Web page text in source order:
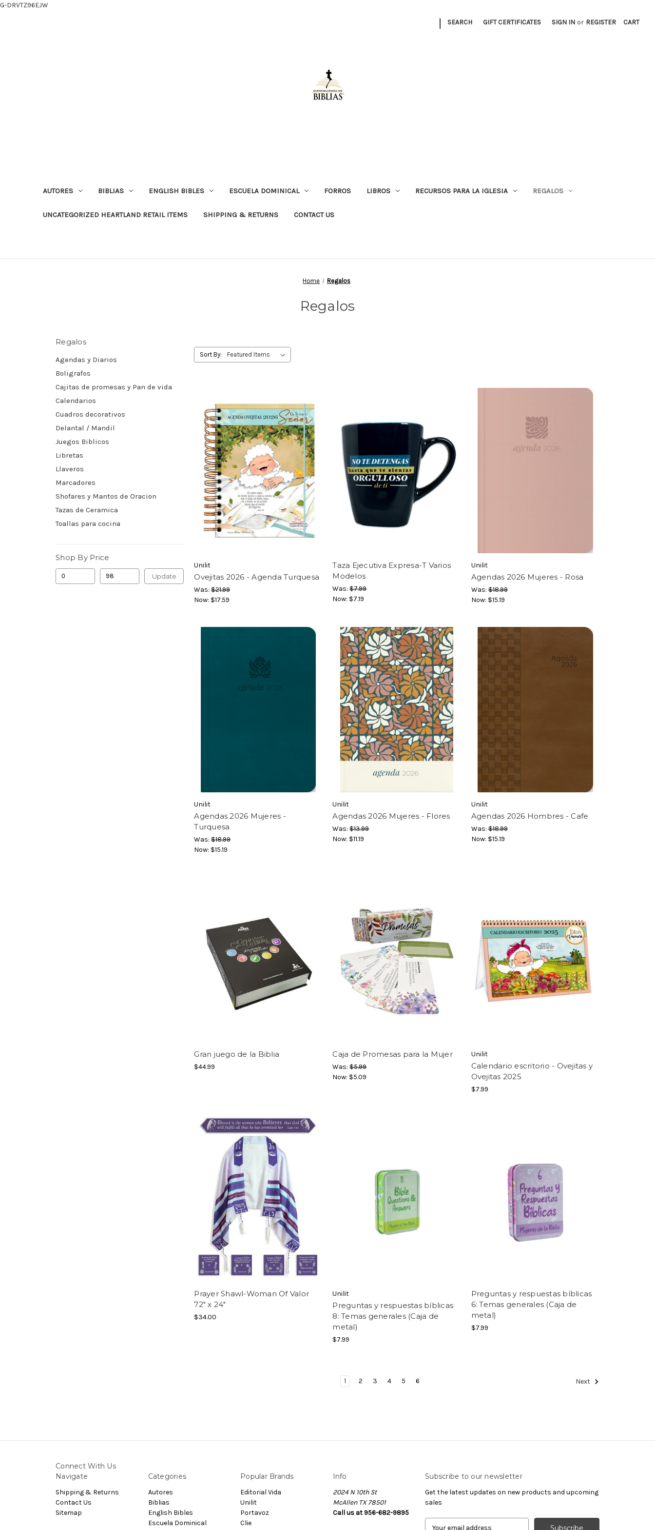
G-DRVTZ96EJW
| SEARCH GIFT CERTIFICATES SIGN IN or REGISTER CART
AUTORES BIBLIAS ENGLISH BIBLES ESCUELA DOMINICAL FORROS LIBROS RECURSOS PARA LA IGLESIA REGALOS
UNCATEGORIZED HEARTLAND RETAIL ITEMS SHIPPING & RETURNS CONTACT US
Home Regalos
Regalos
Regalos
Agendas y Diarios
Boligrafos
Cajitas de promesas y Pan de vida
Calendarios
Cuadros decorativos
Delantal / Mandil
Juegos Biblicos
Libretas
Llaveros
Marcadores
Shofares y Mantos de Oracion
Tazas de Ceramica
Toallas para cocina
Shop By Price
Update
Sort By:
Unilit
Ovejitas 2026 - Agenda Turquesa
Was:$21.99
Now: $17.59
Taza Ejecutiva Expresa-T Varios
Modelos
Was:$7.99
Now: $7.19
Unilit
Agendas 2026 Mujeres - Rosa
Was:$18.99
Now: $15.19
Unilit
Agendas 2026 Mujeres -
Turquesa
Was:$18.99
Now: $15.19
Unilit
Agendas 2026 Mujeres - Flores
Was:$13.99
Now: $11.19
Unilit
Agendas 2026 Hombres - Cafe
Was:$18.99
Now: $15.19
Gran juego de la Biblia
$44.99
Caja de Promesas para la Mujer
Was:$5.99
Now: $5.09
Unilit
Calendario escritorio - Ovejitas y
Ovejitas 2025
$7.99
Prayer Shawl-Woman Of Valor
72" x 24"
$34.00
Unilit
Preguntas y respuestas bíblicas
8: Temas generales (Caja de
metal)
$7.99
Preguntas y respuestas bíblicas
6: Temas generales (Caja de
metal)
$7.99
1 2 3 4 5 6 Next
Connect With Us
Navigate
Shipping & Returns
Contact Us
Sitemap
Categories
Autores
Biblias
English Bibles
Escuela Dominical
Popular Brands
Editorial Vida
Unilit
Portavoz
Clie
Info
2024 N 10th St
McAllen TX 78501
Call us at 956-682-9895
Subscribe to our newsletter
Get the latest updates on new products and upcoming
sales